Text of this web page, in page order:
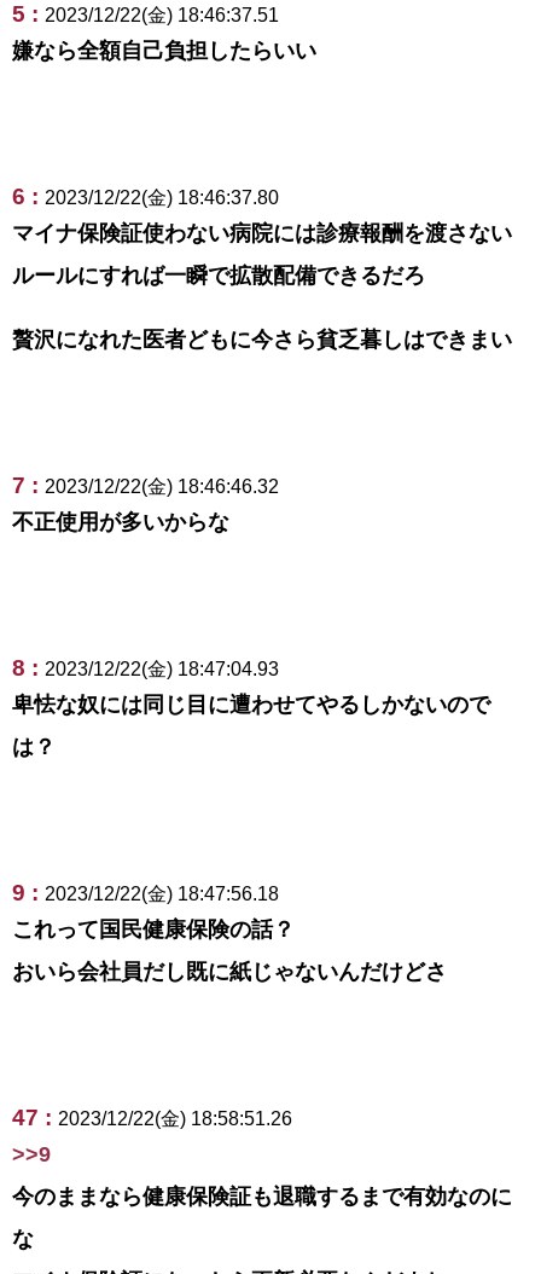
5 : 2023/12/22(金) 18:46:37.51
嫌なら全額自己負担したらいい
6 : 2023/12/22(金) 18:46:37.80
マイナ保険証使わない病院には診療報酬を渡さない
ルールにすれば一瞬で拡散配備できるだろ
贅沢になれた医者どもに今さら貧乏暮しはできまい
7 : 2023/12/22(金) 18:46:46.32
不正使用が多いからな
8 : 2023/12/22(金) 18:47:04.93
卑怯な奴には同じ目に遭わせてやるしかないので
は？
9 : 2023/12/22(金) 18:47:56.18
これって国民健康保険の話？
おいら会社員だし既に紙じゃないんだけどさ
47 : 2023/12/22(金) 18:58:51.26
>>9
今のままなら健康保険証も退職するまで有効なのに
な